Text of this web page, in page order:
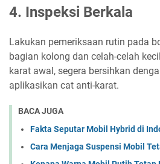
4. Inspeksi Berkala
Lakukan pemeriksaan rutin pada
bagian kolong dan celah-celah
karat awal, segera bersihkan
aplikasikan cat anti-karat.
BACA JUGA
Fakta Seputar Mobil Hybrid di
Cara Menjaga Suspensi Mobil